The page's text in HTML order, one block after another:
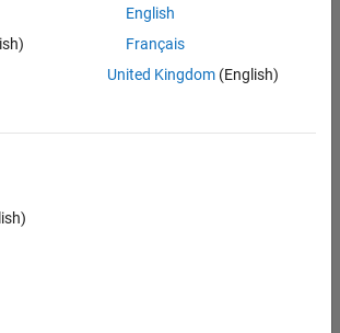
English
Français
United Kingdom(English)